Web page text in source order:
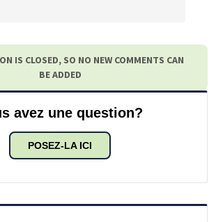
IS CLOSED, SO NO NEW COMMENTS CAN
BE ADDED
avez une question?
POSEZ-LA ICI